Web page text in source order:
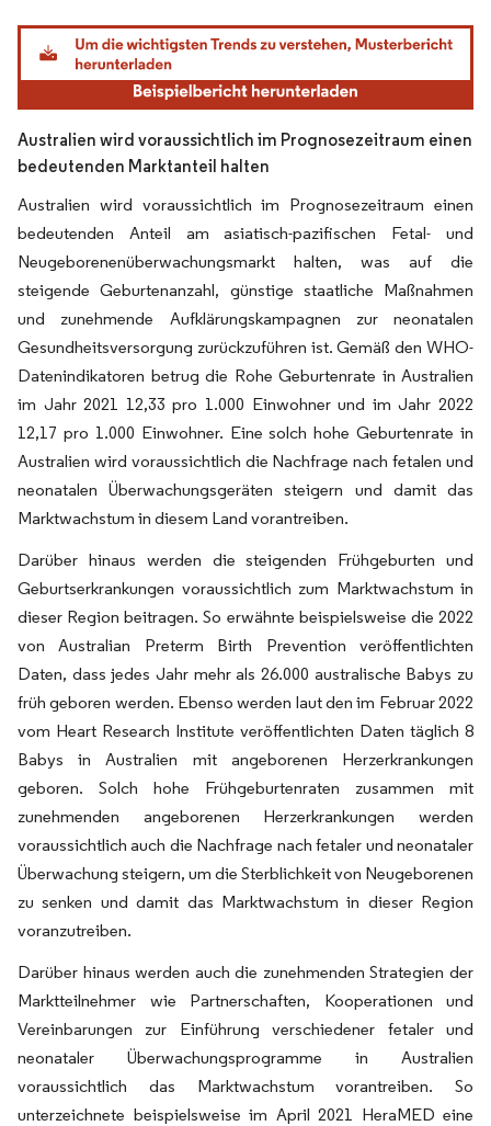
Bild © Mordor Intelligence. Wiederverwendung erfordert Namensnennung gemäß
Australien wird voraussichtlich im Prognosezeitraum einen
bedeutenden Marktanteil halten
Australien wird voraussichtlich im Prognosezeitraum einen
bedeutenden Anteil am asiatisch-pazifischen Fetal- und
Neugeborenenüberwachungsmarkt halten, was auf die
steigende Geburtenanzahl, günstige staatliche Maßnahmen
und zunehmende Aufklärungskampagnen zur neonatalen
Gesundheitsversorgung zurückzuführen ist. Gemäß den WHO-
Datenindikatoren betrug die Rohe Geburtenrate in Australien
im Jahr 2021 12,33 pro 1.000 Einwohner und im Jahr 2022
12,17 pro 1.000 Einwohner. Eine solch hohe Geburtenrate in
Australien wird voraussichtlich die Nachfrage nach fetalen und
neonatalen Überwachungsgeräten steigern und damit das
Marktwachstum in diesem Land vorantreiben.
Darüber hinaus werden die steigenden Frühgeburten und
Geburtserkrankungen voraussichtlich zum Marktwachstum in
dieser Region beitragen. So erwähnte beispielsweise die 2022
von Australian Preterm Birth Prevention veröffentlichten
Daten, dass jedes Jahr mehr als 26.000 australische Babys zu
früh geboren werden. Ebenso werden laut den im Februar 2022
vom Heart Research Institute veröffentlichten Daten täglich 8
Babys in Australien mit angeborenen Herzerkrankungen
geboren. Solch hohe Frühgeburtenraten zusammen mit
zunehmenden angeborenen Herzerkrankungen werden
voraussichtlich auch die Nachfrage nach fetaler und neonataler
Überwachung steigern, um die Sterblichkeit von Neugeborenen
zu senken und damit das Marktwachstum in dieser Region
voranzutreiben.
Darüber hinaus werden auch die zunehmenden Strategien der
Marktteilnehmer wie Partnerschaften, Kooperationen und
Vereinbarungen zur Einführung verschiedener fetaler und
neonataler Überwachungsprogramme in Australien
voraussichtlich das Marktwachstum vorantreiben. So
unterzeichnete beispielsweise im April 2021 HeraMED eine